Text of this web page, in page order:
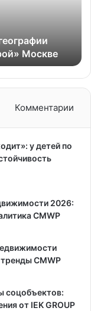
Москве
Комментарии
у детей по
2026:
CMWP
CMWP
соцобъектов:
от IEK GROUP